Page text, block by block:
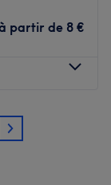
choisir
visages et
de
à découvrir
partir de 8 €
10:00
2